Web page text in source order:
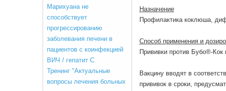
Назначение
Профилактика коклюша,
Способ применения и
Прививки против Бубо®-Кок
Вакцину вводят в
прививок в сроки,
Марихуана не
способствует
прогрессированию
заболевания печени в
пациентов с коинфекцией
ВИЧ / гепатит С
Тренинг "Актуальные
вопросы лечения больных